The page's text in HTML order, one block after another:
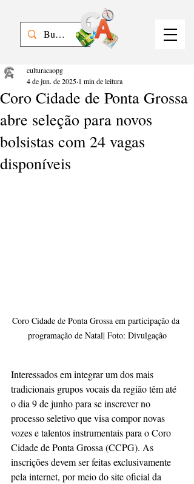
Coro Cidade de Ponta Grossa
abre seleção para novos
bolsistas com 24 vagas
disponíveis
culturacaopg
4 de jun. de 2025 1 min de leitura
Coro Cidade de Ponta Grossa em participação da
programação de Natal| Foto: Divulgação
Interessados em integrar um dos mais
tradicionais grupos vocais da região têm até
o dia 9 de junho para se inscrever no
processo seletivo que visa compor novas
vozes e talentos instrumentais para o Coro
Cidade de Ponta Grossa (CCPG). As
inscrições devem ser feitas exclusivamente
pela internet, por meio do site oficial da